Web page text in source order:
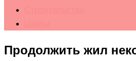
Продолжить жил